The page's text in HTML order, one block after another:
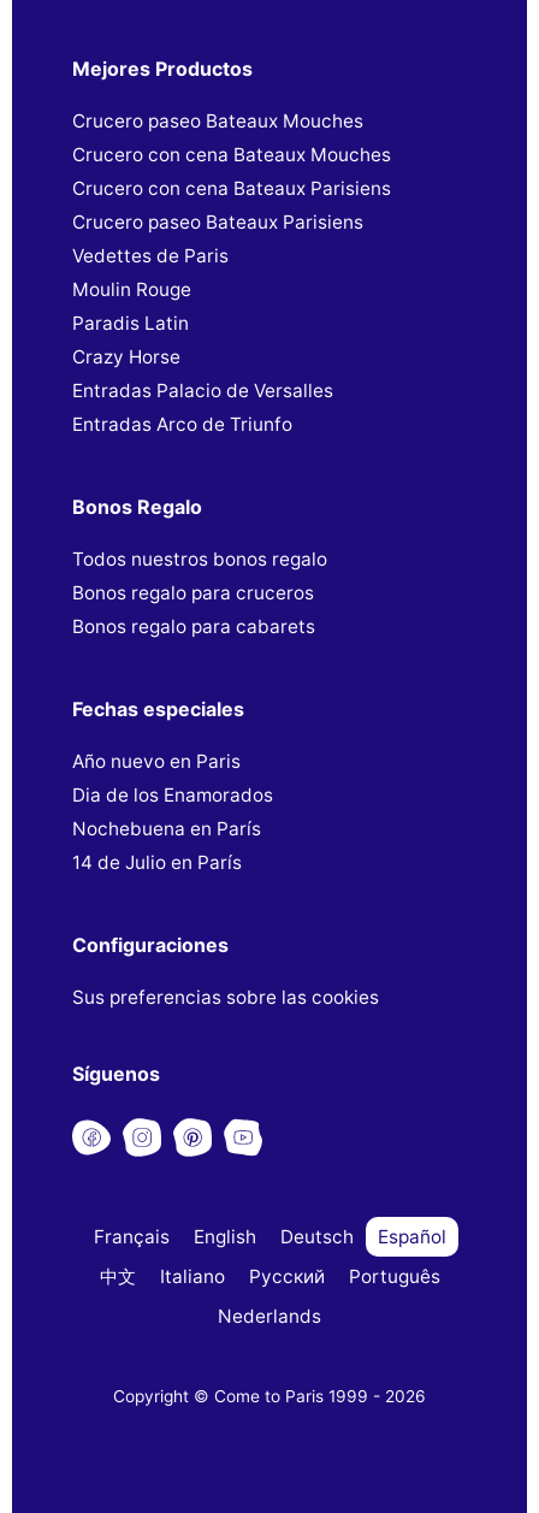
Mejores Productos
Crucero paseo Bateaux Mouches
Crucero con cena Bateaux Mouches
Crucero con cena Bateaux Parisiens
Crucero paseo Bateaux Parisiens
Vedettes de Paris
Moulin Rouge
Paradis Latin
Crazy Horse
Entradas Palacio de Versalles
Entradas Arco de Triunfo
Bonos Regalo
Todos nuestros bonos regalo
Bonos regalo para cruceros
Bonos regalo para cabarets
Fechas especiales
Año nuevo en Paris
Dia de los Enamorados
Nochebuena en París
14 de Julio en París
Configuraciones
Sus preferencias sobre las cookies
Síguenos
Français English Deutsch
Español
中文
Italiano Русский
Português
Nederlands
Copyright © Come to Paris 1999 - 2026